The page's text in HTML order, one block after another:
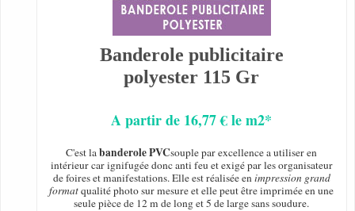
Banderole publicitaire
polyester 115 Gr
A partir de 16,77 € le m2*
C'est labanderole PVCsouple par excellence a utiliser en
intérieur car ignifugée donc anti feu et exigé par les organisateur
de foires et manifestations. Elle est réalisée enimpression grand
formatqualité photo sur mesure et elle peut être imprimée en une
seule pièce de 12 m de long et 5 de large sans soudure.